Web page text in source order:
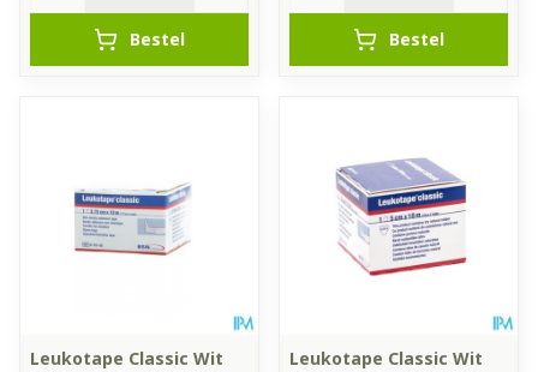
Bestel Bestel
Leukotape Classic Wit
Leukotape Classic Wit